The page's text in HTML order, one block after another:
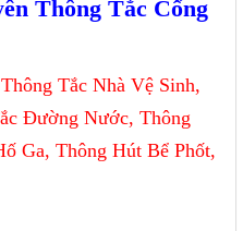
Thông Tắc Cống
Tắc Nhà Vệ Sinh,
Đường Nước, Thông
Ga, Thông Hút Bể Phốt,